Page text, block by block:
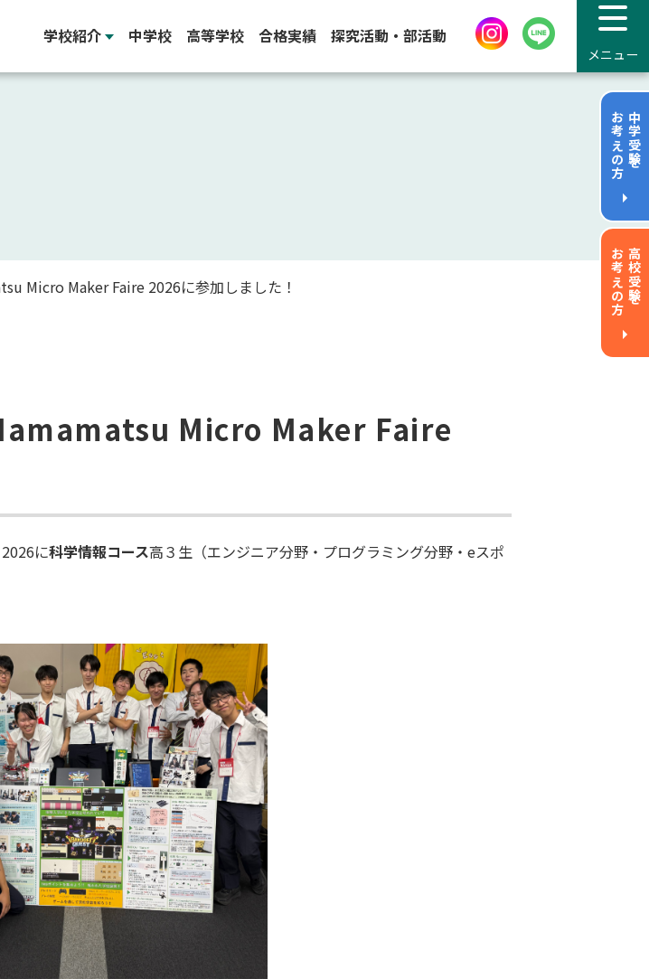
学校紹介 中学校 高等学校 合格実績 探究活動・部活動
メニュー
中学受験を
お考えの方
高校受験を
お考えの方
Micro Maker Faire 2026に参加しました！
Micro Maker Faire
に科学情報コース高３生（エンジニア分野・プログラミング分野・eスポ